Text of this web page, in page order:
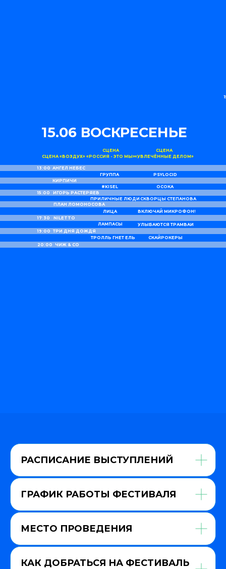
life.
ЛИЦА
15.06 ВОСКРЕСЕНЬЕ
СЦЕНА «ВОЗДУХ»
СЦЕНА
«РОССИЯ - ЭТО МЫ»
СЦЕНА
«УВЛЕЧЁННЫЕ ДЕЛОМ»
13:00
15:00
17:30
19:00
20:00
АНГЕЛ НЕБЕС
КИРПИЧИ
ПЛАН ЛОМОНОСОВА
NILETTO
ТРИ ДНЯ ДОЖДЯ
ЧИЖ & СO
ИГОРЬ РАСТЕРЯЕВ
ЛАМПАСЫ
ТРОЛЛЬ ГНЕТ ЕЛЬ
ВКЛЮЧАЙ МИКРОФОН!
СКАЙРОКЕРЫ
УЛЫБАЮТСЯ ТРАМВАИ
СКВОРЦЫ СТЕПАНОВА
ОСОКА
PSYLOCID
ГРУППА
#KISEL
ПРИЛИЧНЫЕ ЛЮДИ
РАСПИСАНИЕ ВЫСТУПЛЕНИЙ
ГРАФИК РАБОТЫ ФЕСТИВАЛЯ
МЕСТО ПРОВЕДЕНИЯ
КАК ДОБРАТЬСЯ НА ФЕСТИВАЛЬ